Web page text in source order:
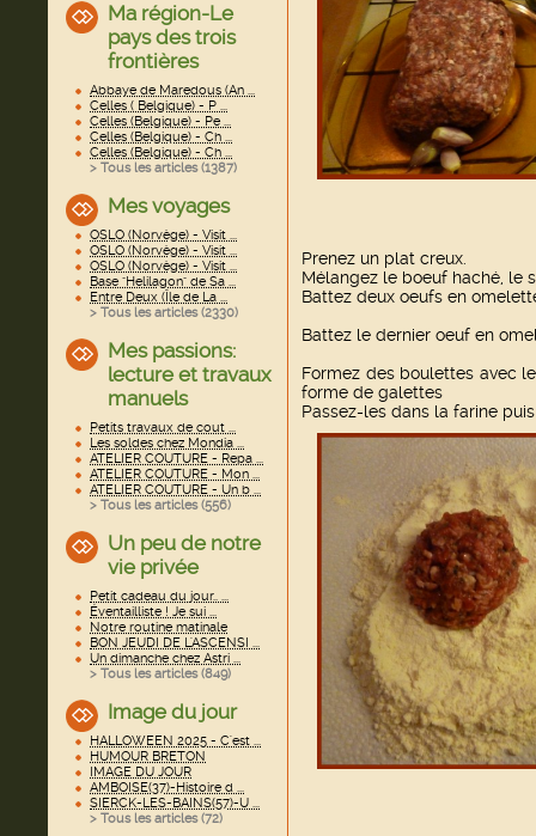
Ma région-Le
pays des trois
frontières
Abbaye de Maredous (An ...
Celles ( Belgique) - P ...
Celles (Belgique) - Pe ...
Celles (Belgique) - Ch ...
Celles (Belgique) - Ch ...
> Tous les articles (1387)
Mes voyages
OSLO (Norvège) - Visit ...
OSLO (Norvège) - Visit ...
OSLO (Norvège) - Visit ...
Base "Helilagon" de Sa ...
Entre Deux (Île de La ...
> Tous les articles (2330)
Mes passions:
lecture et travaux
manuels
Petits travaux de cout ...
Les soldes chez Mondia ...
ATELIER COUTURE - Repa ...
ATELIER COUTURE - Mon ...
ATELIER COUTURE - Un b ...
> Tous les articles (556)
Un peu de notre
vie privée
Petit cadeau du jour.. ...
Éventailliste ! Je sui ...
Notre routine matinale
BON JEUDI DE L'ASCENSI ...
Un dimanche chez Astri ...
> Tous les articles (849)
Image du jour
HALLOWEEN 2025 - C'est ...
HUMOUR BRETON
IMAGE DU JOUR
AMBOISE(37)-Histoire d ...
SIERCK-LES-BAINS(57)-U ...
> Tous les articles (72)
Prenez un plat creux.
Mélangez le boeuf haché, le
Battez deux oeufs en
Battez le dernier oeuf en
Formez des boulettes avec
forme de galettes
Passez-les dans la farine